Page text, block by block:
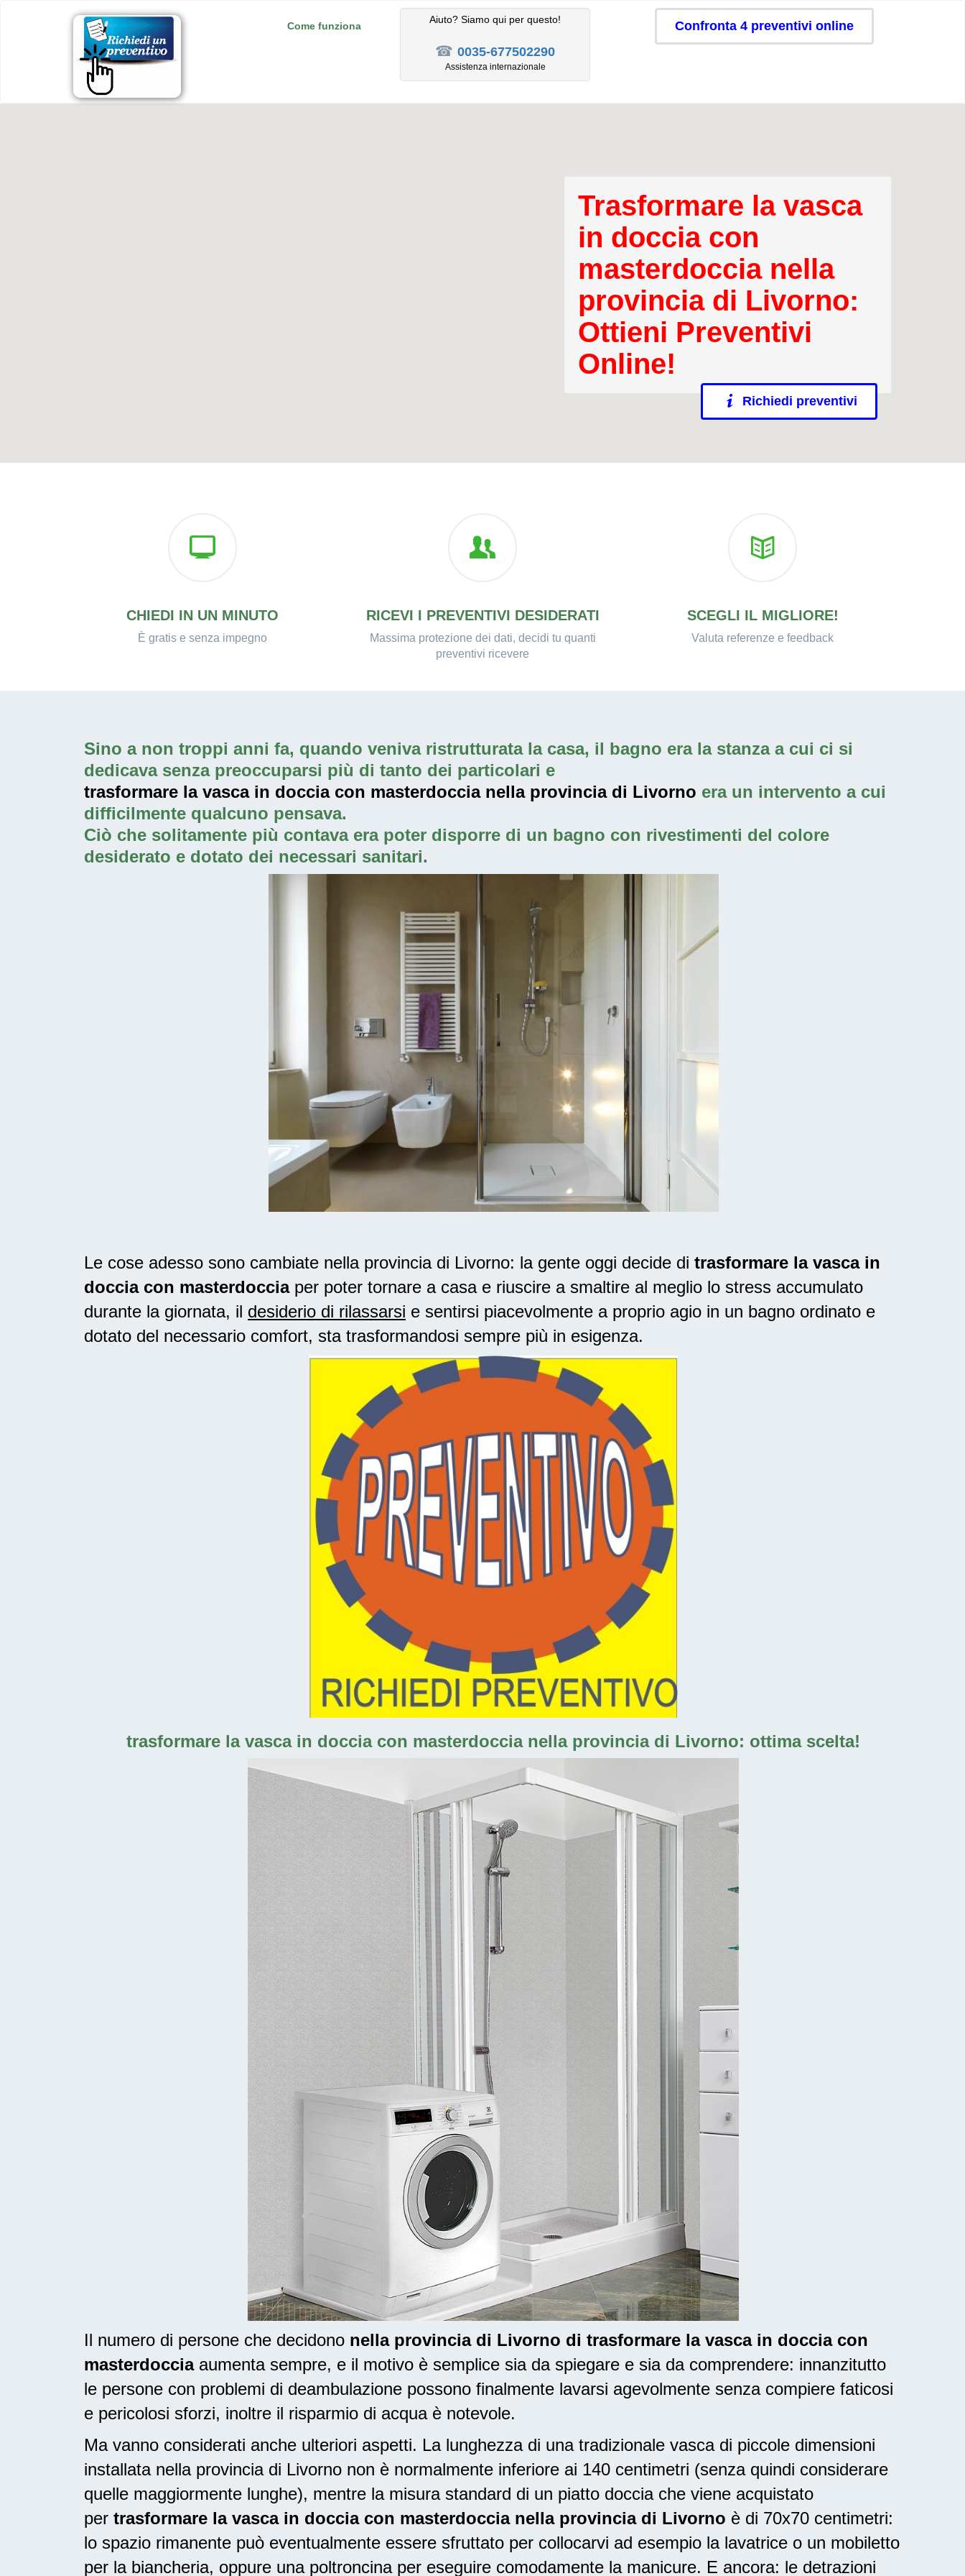
Come funziona
Aiuto? Siamo qui per questo!
☎ 0035-677502290
Assistenza internazionale
Confronta 4 preventivi online
Trasformare la vasca
in doccia con
masterdoccia nella
provincia di Livorno:
Ottieni Preventivi
Online!
Richiedi preventivi
CHIEDI IN UN MINUTO
È gratis e senza impegno
RICEVI I PREVENTIVI DESIDERATI
Massima protezione dei dati, decidi tu quanti
preventivi ricevere
SCEGLI IL MIGLIORE!
Valuta referenze e feedback
Sino a non troppi anni fa, quando veniva ristrutturata la casa, il bagno era la stanza a cui ci si
dedicava senza preoccuparsi più di tanto dei particolari e
trasformare la vasca in doccia con masterdoccia nella provincia di Livorno era un intervento a cui
difficilmente qualcuno pensava.
Ciò che solitamente più contava era poter disporre di un bagno con rivestimenti del colore
desiderato e dotato dei necessari sanitari.
Le cose adesso sono cambiate nella provincia di Livorno: la gente oggi decide di trasformare la vasca in
doccia con masterdocciaper poter tornare a casa e riuscire a smaltire al meglio lo stress accumulato
durante la giornata, il desiderio di rilassarsi e sentirsi piacevolmente a proprio agio in un bagno ordinato e
dotato del necessario comfort, sta trasformandosi sempre più in esigenza.
trasformare la vasca in doccia con masterdoccia nella provincia di Livorno: ottima scelta!
Il numero di persone che decidono nella provincia di Livorno di trasformare la vasca in doccia con
masterdocciaaumenta sempre, e il motivo è semplice sia da spiegare e sia da comprendere: innanzitutto
le persone con problemi di deambulazione possono finalmente lavarsi agevolmente senza compiere faticosi
e pericolosi sforzi, inoltre il risparmio di acqua è notevole.
Ma vanno considerati anche ulteriori aspetti. La lunghezza di una tradizionale vasca di piccole dimensioni
installata nella provincia di Livorno non è normalmente inferiore ai 140 centimetri (senza quindi considerare
quelle maggiormente lunghe), mentre la misura standard di un piatto doccia che viene acquistato
per trasformare la vasca in doccia con masterdoccia nella provincia di Livorno è di 70x70 centimetri:
lo spazio rimanente può eventualmente essere sfruttato per collocarvi ad esempio la lavatrice o un mobiletto
per la biancheria, oppure una poltroncina per eseguire comodamente la manicure. E ancora: le detrazioni